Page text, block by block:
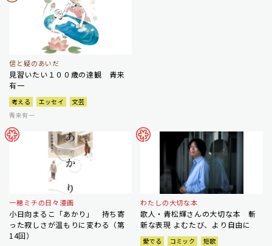
信と疑のあいだ
見習いたい１００歳の達観 青来
有一
考える エッセイ
文芸
青来有一
一穂ミチの日々漫画
小日向まるこ「あかり」 持ち寄
った寂しさが温もりに変わる（第
14回）
わたしの大切な本
歌人・青松輝さんの大切な本 斬
新な表現 よむたび、より自由に
愛でる コミック 短歌